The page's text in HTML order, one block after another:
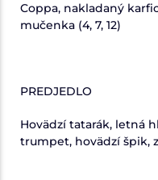
Coppa, nakladaný
mučenka (4, 7, 12)
PREDJEDLO
Hovädzí tatarák, letná
trumpet, hovädzí špik,